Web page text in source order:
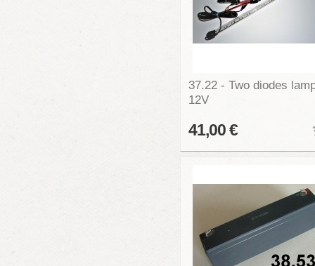
37.22 - Two diodes
12V
41,00 €